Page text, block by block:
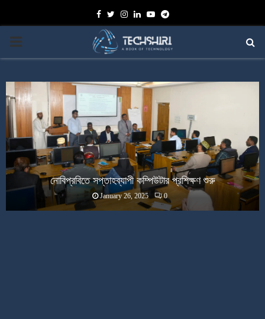
Facebook
TwitterInstagram
Linkedin
YoutubeTelegram
PRIMARY
নোবিপ্রবিতে সপ্তাহব্যাপী কম্পিউটার প্রশিক্ষণ শুরু
January 26, 2025 0